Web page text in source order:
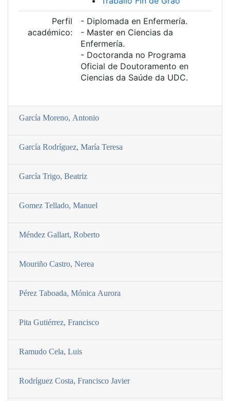
Perfil
académico:
- Diplomada en Enfermería.
- Master en Ciencias da
Enfermería.
- Doctoranda no Programa
Oficial de Doutoramento en
Ciencias da Saúde da UDC.
Garcí­a Moreno, Antonio
Garcí­a Rodrí­guez, Marí­a Teresa
Garcí­a Trigo, Beatriz
Gomez Tellado, Manuel
Méndez Gallart, Roberto
Mouriño Castro, Nerea
Pérez Taboada, Mónica Aurora
Pita Gutiérrez, Francisco
Ramudo Cela, Luis
Rodrí­guez Costa, Francisco Javier